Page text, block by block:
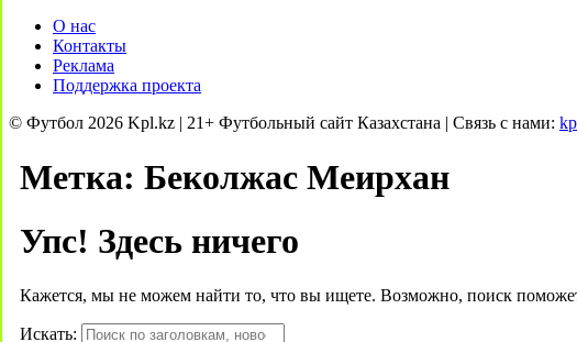
О нас
Контакты
Реклама
Поддержка проекта
© Футбол 2026 Kpl.kz | 21+ Футбольный сайт Казахстана | Связь с нами:
Метка: Беколжас Меирхан
Упс! Здесь ничего
Кажется, мы не можем найти то, что вы ищете. Возможно, поиск
Искать: